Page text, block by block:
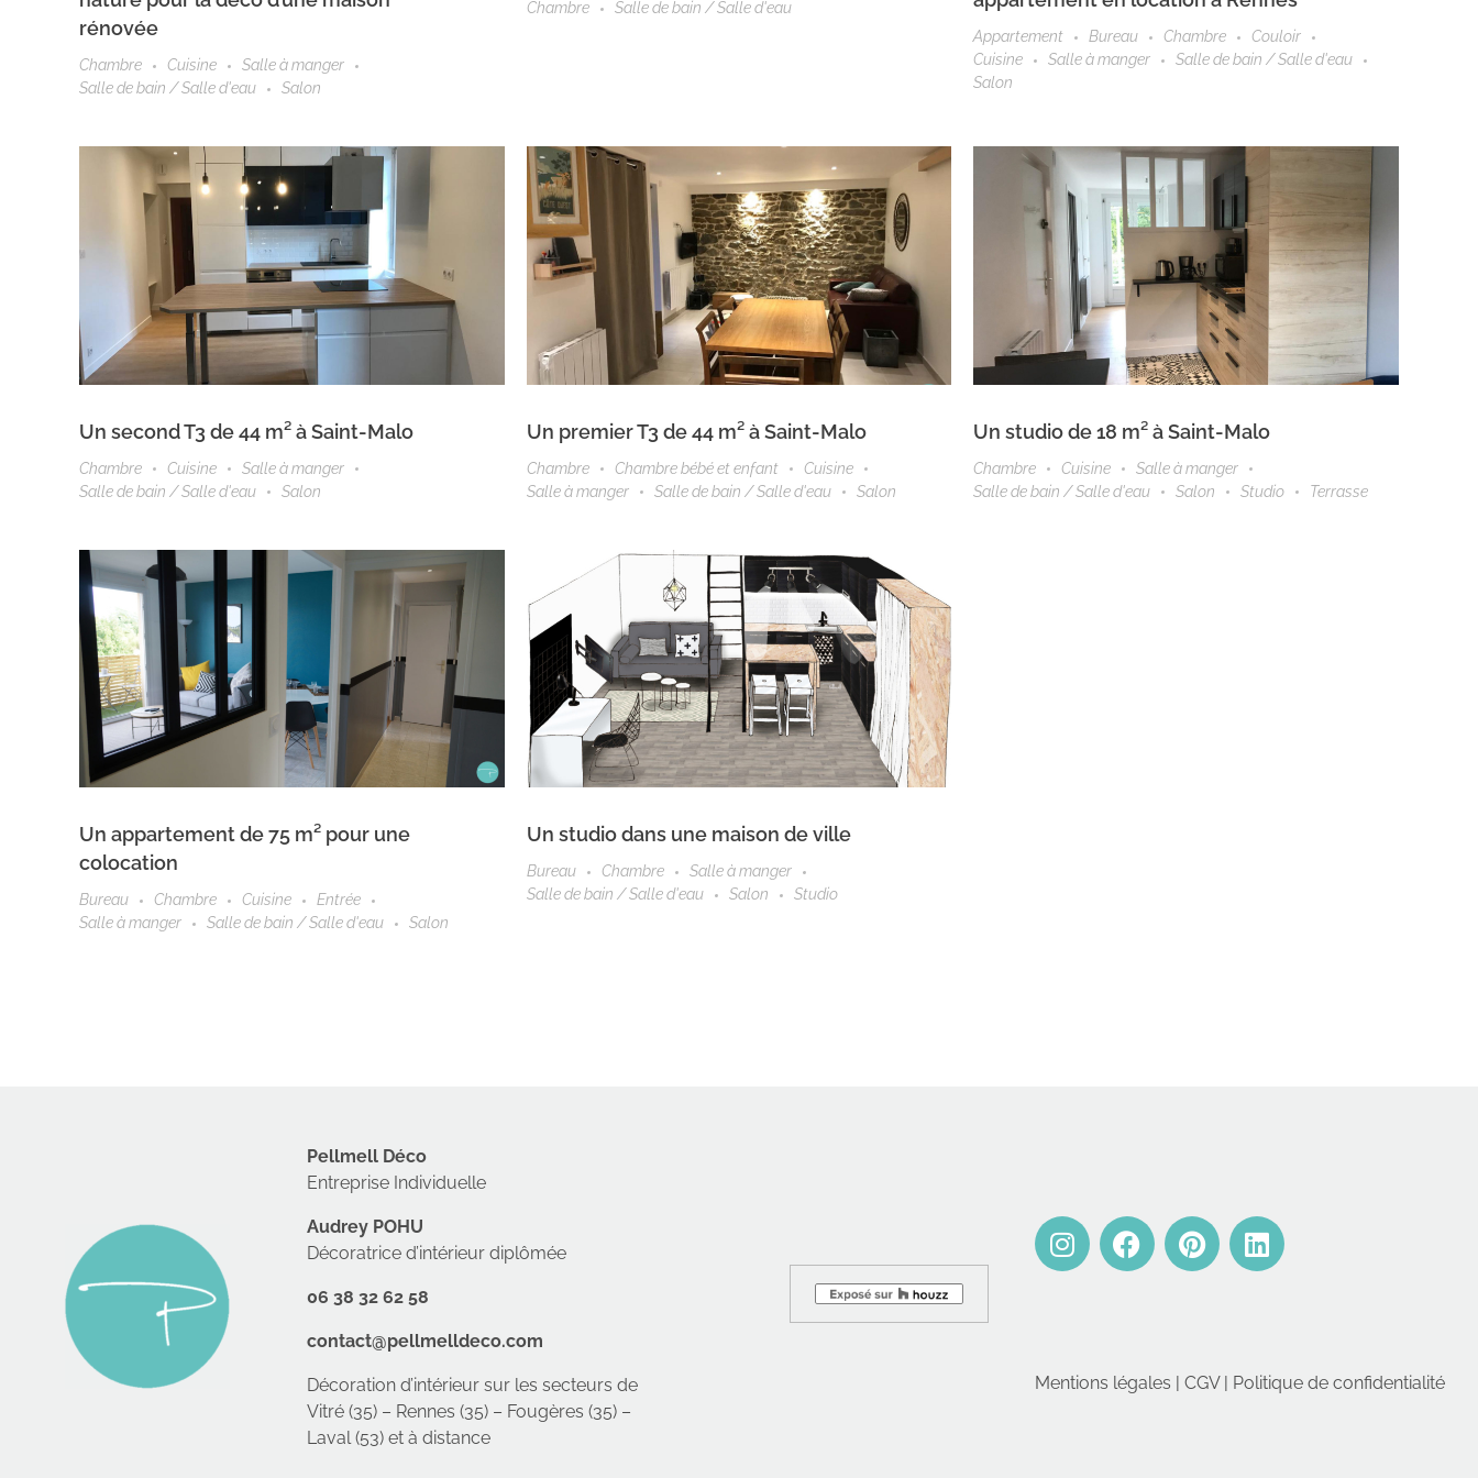
rénovée
Chambre Cuisine
Salle à manger
Salle de bain / Salle d'eau
Salon
Chambre Salle de bain / Salle d'eau
Appartement Bureau Chambre
Couloir
Cuisine
Salle à manger
Salle de bain / Salle d'eau
Salon
Un second T3 de 44 m² à Saint-Malo
Chambre Cuisine
Salle à manger
Salle de bain / Salle d'eau
Salon
Un premier T3 de 44 m² à Saint-Malo
Chambre Chambre bébé et enfant
Cuisine
Salle à manger
Salle de bain / Salle d'eau Salon
Un studio de 18 m² à Saint-Malo
Chambre Cuisine
Salle à manger
Salle de bain / Salle d'eau
Salon Studio Terrasse
Un appartement de 75 m² pour une
colocation
Bureau Chambre Cuisine
Entrée
Salle à manger
Salle de bain / Salle d'eau Salon
Un studio dans une maison de ville
Bureau Chambre
Salle à manger
Salle de bain / Salle d'eau
Salon Studio
Pellmell Déco
Entreprise Individuelle
Audrey POHU
Décoratrice d’intérieur diplômée
06 38 32 62 58
contact@pellmelldeco.com
Décoration d’intérieur sur les secteurs de
Vitré (35) – Rennes (35) – Fougères (35) –
Laval (53) et à distance
Mentions légales | CGV| Politique de confidentialité